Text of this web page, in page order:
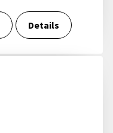
Details